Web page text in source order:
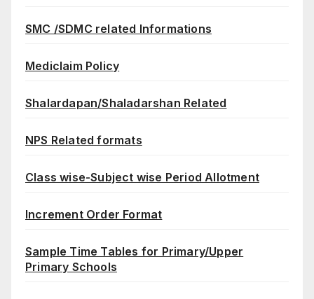
SMC /SDMC related Informations
Mediclaim Policy
Shalardapan/Shaladarshan Related
NPS Related formats
Class wise-Subject wise Period Allotment
Increment Order Format
Sample Time Tables for Primary/Upper
Primary Schools